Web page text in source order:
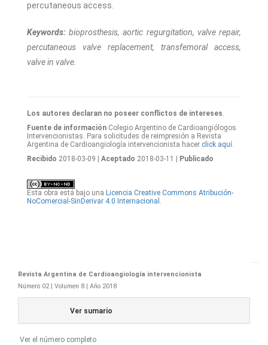
percutaneous access.
Keywords:bioprosthesis, aortic regurgitation, valve repair,
percutaneous valve replacement, transfemoral access,
valve in valve.
Los autores declaran no poseer conflictos de intereses.
Fuente de información Colegio Argentino de Cardioangiólogos
Intervencionistas. Para solicitudes de reimpresión a Revista
Argentina de Cardioangiología intervencionista hacer click aquí.
Recibido 2018-03-09 | Aceptado 2018-03-11 | Publicado
Esta obra está bajo una Licencia Creative Commons Atribución-
NoComercial-SinDerivar 4.0 Internacional .
Revista Argentina de Cardioangiología intervencionista
Número 02 | Volumen 8 | Año 2018
Ver sumario
Ver el número completo